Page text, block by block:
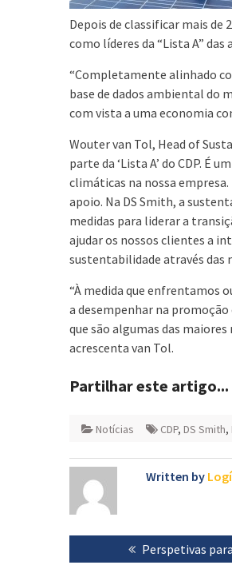
Depois de classificar mais de
como líderes da “Lista A”
“Completamente alinhado
base de dados ambiental do
com vista a uma economia
Wouter van Tol, Head of
parte da ‘Lista A’ do CDP.
climáticas na nossa
apoio. Na DS Smith, a
medidas para liderar a
ajudar os nossos clientes a
sustentabilidade através das
“À medida que enfrentamos
a desempenhar na
que são algumas das
acrescenta van Tol.
Partilhar este artigo...
Notícias CDP, DS Smith,
Written by
Navegação
de
Previous
post:
Perspetivas